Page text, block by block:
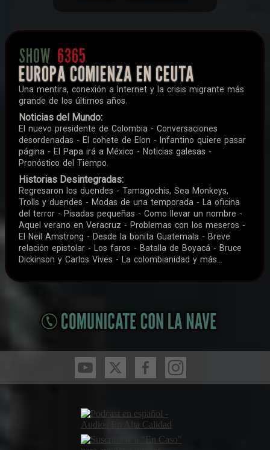
SHOW 6365
EUROPA COMIENZA EN CEUTA
Una mentira, conexión a Internet y la crisis migrante más
grande de los últimos años.
Noticias del Mundo:
El nuevo presidente de Colombia - Conversaciones
desordenadas - El cohete de Elon - Infantino quiere pasar
página - El Papa irá a México - Noticias galesas -
Pronóstico del Tiempo.
Historias Desintegradas:
Regresaron los duendes - Tamagochis, Sea Monkeys,
Trolls y duendes - Modas de una temporada - La oficina
del terror - Pisadas pequeñas - Como llevar un nombre -
Aquel verano en Veracruz - Problemas con los meseros -
El Neil Amstrong - Desde la bonita Guatemala - Breve
relación epistolar - Los faros - Batalla de Boyacá - Bruce
Dickinson y Carlos Vives - La colombianidad y más...